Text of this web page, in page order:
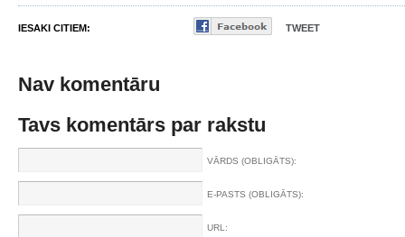
IESAKI CITIEM: TWEET
Nav komentāru
Tavs komentārs par rakstu
VĀRDS (OBLIGĀTS):
E-PASTS (OBLIGĀTS):
URL: